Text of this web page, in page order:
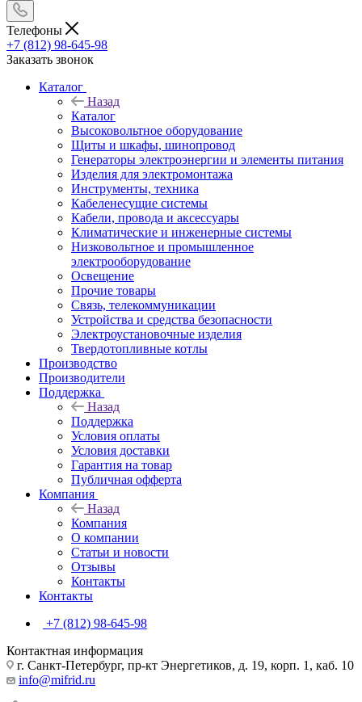
Телефоны
+7 (812) 98-645-98
Заказать звонок
Каталог
Назад
Каталог
Высоковольтное оборудование
Щиты и шкафы, шинопровод
Генераторы электроэнергии и элементы питания
Изделия для электромонтажа
Инструменты, техника
Кабеленесущие системы
Кабели, провода и аксессуары
Климатические и инженерные системы
Низковольтное и промышленное
электрооборудование
Освещение
Прочие товары
Связь, телекоммуникации
Устройства и средства безопасности
Электроустановочные изделия
Твердотопливные котлы
Производство
Производители
Поддержка
Назад
Поддержка
Условия оплаты
Условия доставки
Гарантия на товар
Публичная офферта
Компания
Назад
Компания
О компании
Статьи и новости
Отзывы
Контакты
Контакты
+7 (812) 98-645-98
Контактная информация
г. Санкт-Петербург, пр-кт Энергетиков, д. 19, корп. 1, каб. 10
info@mifrid.ru